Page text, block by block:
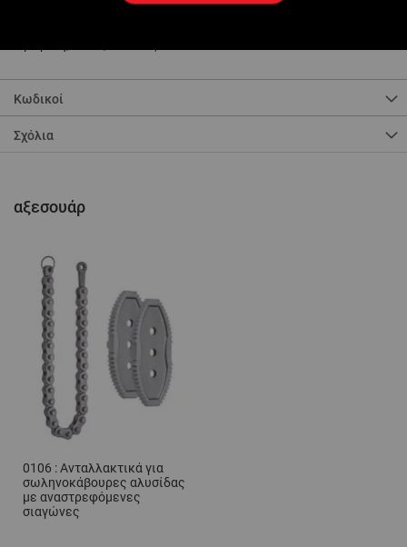
Κωδικοί
Σχόλια
αξεσουάρ
0106 : Ανταλλακτικά για
σωληνοκάβουρες αλυσίδας
με αναστρεφόμενες
σιαγώνες